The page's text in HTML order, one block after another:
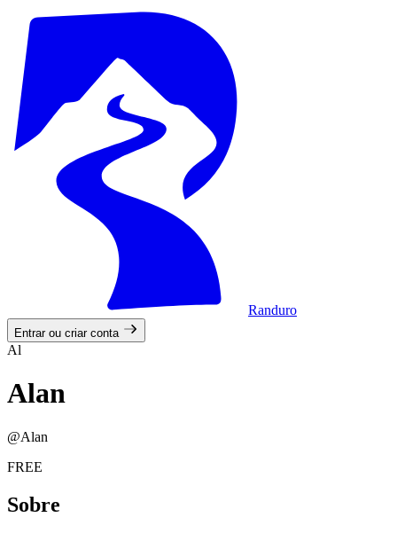
Randuro
Entrar ou criar conta
Al
Alan
@Alan
FREE
Sobre